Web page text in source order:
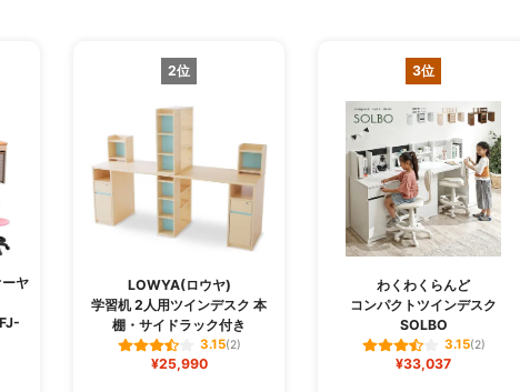
ヤ
2位
LOWYA(ロウヤ)
学習机 2人用ツインデスク 本
棚・サイドラック付き
3.15(2)
¥25,990
3位
わくわくらんど
コンパクトツインデスク
SOLBO
3.15(2)
¥33,037